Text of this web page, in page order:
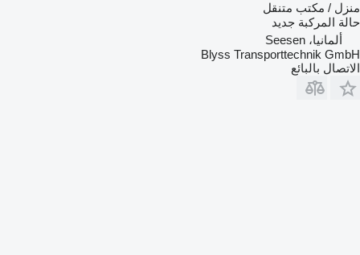
منزل / مكتب متنقل
حالة المركبة جديد
ألمانيا، Seesen
Blyss Transporttechnik GmbH
الاتصال بالبائع